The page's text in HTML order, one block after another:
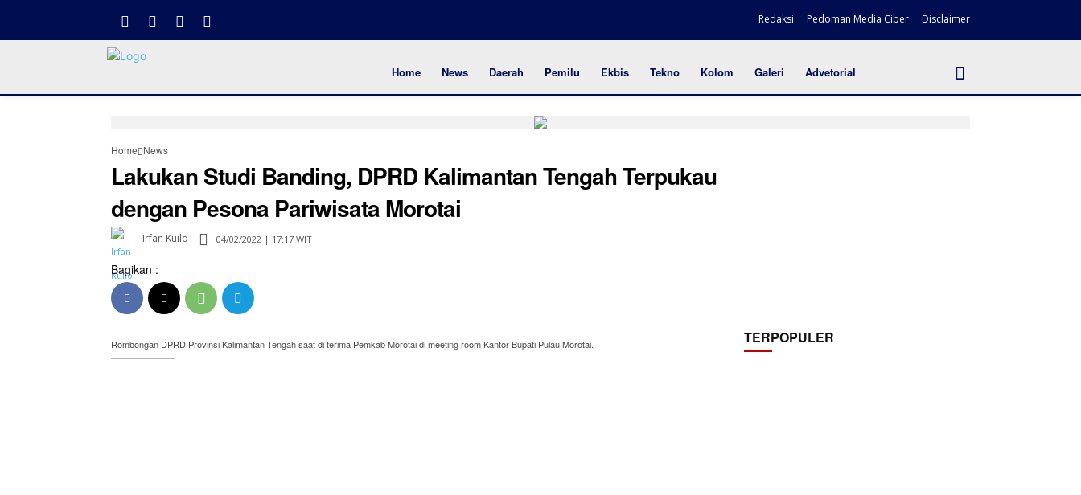
Redaksi Pedoman Media Ciber Disclaimer
Home News Daerah Pemilu Ekbis Tekno Kolom Galeri Advetorial
Home News
Lakukan Studi Banding, DPRD Kalimantan Tengah Terpukau
dengan Pesona Pariwisata Morotai
Irfan Kuilo 04/02/2022 | 17:17 WIT
Bagikan :
Rombongan DPRD Provinsi Kalimantan Tengah saat di terima Pemkab Morotai di meeting room Kantor Bupati Pulau Morotai. TERPOPULER